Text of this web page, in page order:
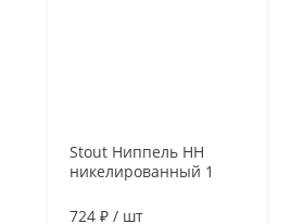
Stout Ниппель HH
никелированный 1
724 ₽ / шт